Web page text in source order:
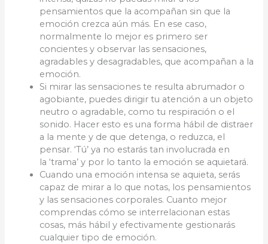
pensamientos que la acompañan sin que la
emoción crezca aún más. En ese caso,
normalmente lo mejor es primero ser
concientes y observar las sensaciones,
agradables y desagradables, que acompañan a la
emoción.
Si mirar las sensaciones te resulta abrumador o
agobiante, puedes dirigir tu atención a un objeto
neutro o agradable, como tu respiración o el
sonido. Hacer esto es una forma hábil de distraer
a la mente y de que detenga, o reduzca, el
pensar. ‘Tú’ ya no estarás tan involucrada en
la ‘trama’ y por lo tanto la emoción se aquietará.
Cuando una emoción intensa se aquieta, serás
capaz de mirar a lo que notas, los pensamientos
y las sensaciones corporales. Cuanto mejor
comprendas cómo se interrelacionan estas
cosas, más hábil y efectivamente gestionarás
cualquier tipo de emoción.